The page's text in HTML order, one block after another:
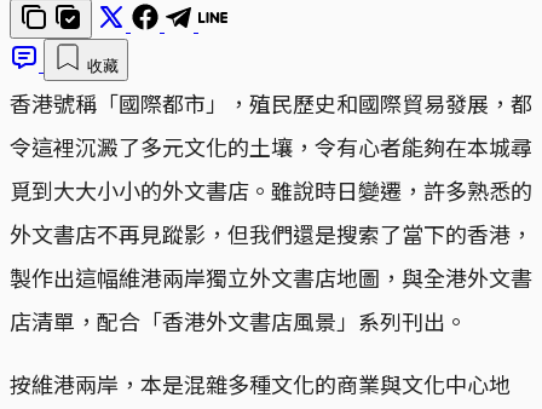
收藏
香港號稱「國際都市」，殖民歷史和國際貿易發展，都
令這裡沉澱了多元文化的土壤，令有心者能夠在本城尋
覓到大大小小的外文書店。雖說時日變遷，許多熟悉的
外文書店不再見蹤影，但我們還是搜索了當下的香港，
製作出這幅維港兩岸獨立外文書店地圖，與全港外文書
店清單，配合「香港外文書店風景」系列刊出。
按維港兩岸，本是混雜多種文化的商業與文化中心地